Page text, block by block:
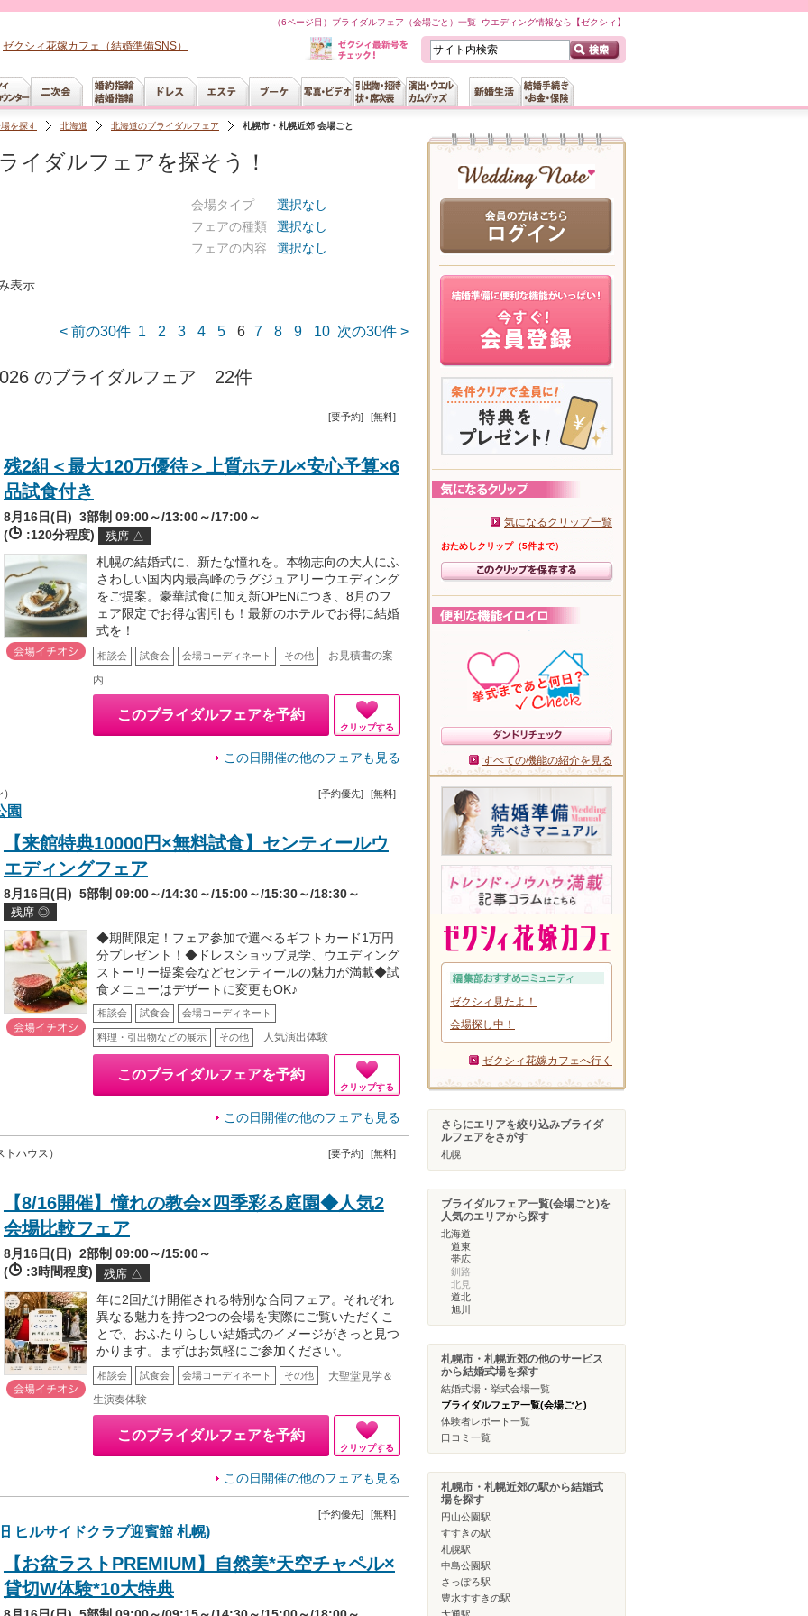
（6ページ目）ブライダルフェア（会場ごと）一覧 -ウエディング情報なら【ゼクシィ】
ゼクシィ花嫁カフェ（結婚準備SNS）
を探す 北海道 北海道のブライダルフェア 札幌市・札幌近郊 会場ごと
イダルフェアを探そう！
表示
会場タイプ
選択なし
フェアの種類
選択なし
フェアの内容
選択なし
< 前の30件 1 2 3 4 5 6 7 8 9 10 次の30件 >
のブライダルフェア 22件
[要予約] [無料]
残2組＜最大120万優待＞上質ホテル×安心予算×6
品試食付き
8月16日(日) 3部制 09:00～/13:00～/17:00～
(
:120分程度) 残席 △
札幌の結婚式に、新たな憧れを。本物志向の大人にふ
さわしい国内内最高峰のラグジュアリーウエディング
をご提案。豪華試食に加え新OPENにつき、8月のフ
ェア限定でお得な割引も！最新のホテルでお得に結婚
式を！
相談会 試食会 会場コーディネート その他
お見積書の案
内
クリップする
このブライダルフェアを予約
この日開催の他のフェアも見る
[予約優先] [無料]
園
【来館特典10000円×無料試食】センティールウ
エディングフェア
8月16日(日) 5部制 09:00～/14:30～/15:00～/15:30～/18:30～
残席 ◎
◆期間限定！フェア参加で選べるギフトカード1万円
分プレゼント！◆ドレスショップ見学、ウエディング
ストーリー提案会などセンティールの魅力が満載◆試
食メニューはデザートに変更もOK♪
相談会 試食会 会場コーディネート
料理・引出物などの展示 その他 人気演出体験
クリップする
このブライダルフェアを予約
この日開催の他のフェアも見る
ハウス） [要予約] [無料]
【8/16開催】憧れの教会×四季彩る庭園◆人気2
会場比較フェア
8月16日(日) 2部制 09:00～/15:00～
(
:3時間程度) 残席 △
年に2回だけ開催される特別な合同フェア。それぞれ
異なる魅力を持つ2つの会場を実際にご覧いただくこ
とで、おふたりらしい結婚式のイメージがきっと見つ
かります。まずはお気軽にご参加ください。
相談会 試食会 会場コーディネート その他
大聖堂見学＆
生演奏体験
クリップする
このブライダルフェアを予約
この日開催の他のフェアも見る
[予約優先] [無料]
ヒルサイドクラブ迎賓館 札幌)
【お盆ラストPREMIUM】自然美*天空チャペル×
貸切W体験*10大特典
気になるクリップ一覧
おためしクリップ（5件まで）
すべての機能の紹介を見る
ゼクシィ見たよ！
会場探し中！
ゼクシィ花嫁カフェへ行く
さらにエリアを絞り込みブライダ
ルフェアをさがす
札幌
ブライダルフェア一覧(会場ごと)を
人気のエリアから探す
北海道
道東
帯広
釧路
北見
道北
旭川
札幌市・札幌近郊の他のサービス
から結婚式場を探す
結婚式場・挙式会場一覧
ブライダルフェア一覧(会場ごと)
体験者レポート一覧
口コミ一覧
札幌市・札幌近郊の駅から結婚式
場を探す
円山公園駅
すすきの駅
札幌駅
中島公園駅
さっぽろ駅
豊水すすきの駅